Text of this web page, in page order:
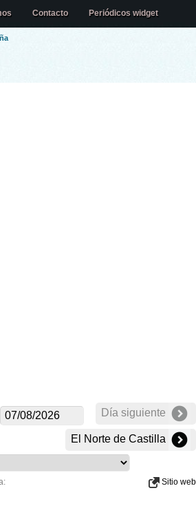
Contacto Periódicos widget
Día siguiente
El Norte de Castilla
Sitio web